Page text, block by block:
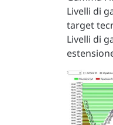
Livelli di
target
Livelli di